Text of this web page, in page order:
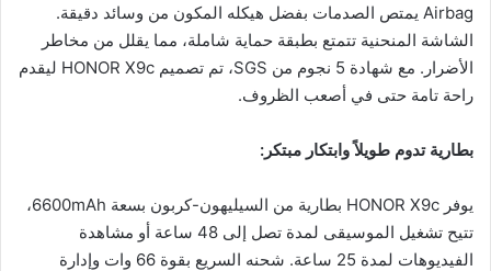
Airbag يمتص الصدمات بفضل هيكله المكون من وسائد دقيقة.
الشاشة المنحنية تتمتع بطبقة حماية شاملة، مما يقلل من مخاطر
الأضرار. مع شهادة 5 نجوم من SGS، تم تصميم HONOR X9c ليقدم
راحة تامة حتى في أصعب الظروف.
بطارية تدوم طويلاً وابتكار مبتكر:
يوفر HONOR X9c بطارية من السيليهون-كربون بسعة 6600mAh،
تتيح تشغيل الموسيقى لمدة تصل إلى 48 ساعة أو مشاهدة
الفيديوهات لمدة 25 ساعة. شحنه السريع بقوة 66 وات وإدارة